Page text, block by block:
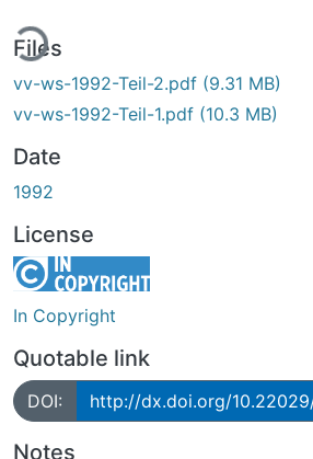
Files
vv-ws-1992-Teil-2.pdf (9.31 MB)
vv-ws-1992-Teil-1.pdf (10.3 MB)
Date
1992
License
In Copyright
Quotable link
DOI: http://dx.doi.org/
Notes